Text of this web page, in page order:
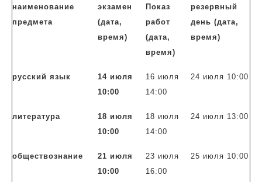
наименование
предмета
экзамен
(дата,
время)
Показ
работ
(дата,
время)
резервный
день (дата,
время)
русский язык
14 июля
10:00
16 июля
14:00
24 июля 10:00
литература
18 июля
10:00
18 июля
14:00
24 июля 13:00
обществознание
21 июля
10:00
23 июля
16:00
25 июля 10:00